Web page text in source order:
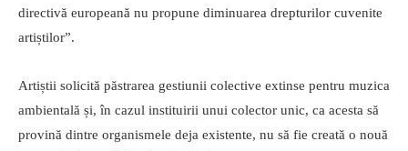
directivă europeană nu propune diminuarea drepturilor cuvenite
artiștilor”.
Artiștii solicită păstrarea gestiunii colective extinse pentru muzica
ambientală și, în cazul instituirii unui colector unic, ca acesta să
provină dintre organismele deja existente, nu să fie creată o nouă